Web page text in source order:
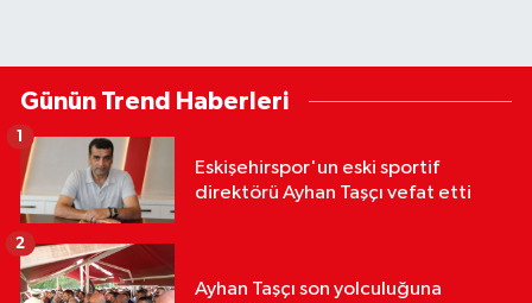
Günün Trend Haberleri
Eskişehirspor'un eski sportif
direktörü Ayhan Taşçı vefat etti
1
Ayhan Taşçı son yolculuğuna
2